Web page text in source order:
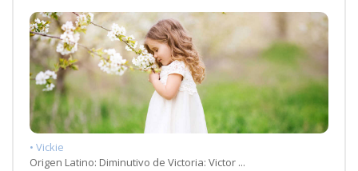
• Vickie
Origen Latino: Diminutivo de Victoria: Victor ...